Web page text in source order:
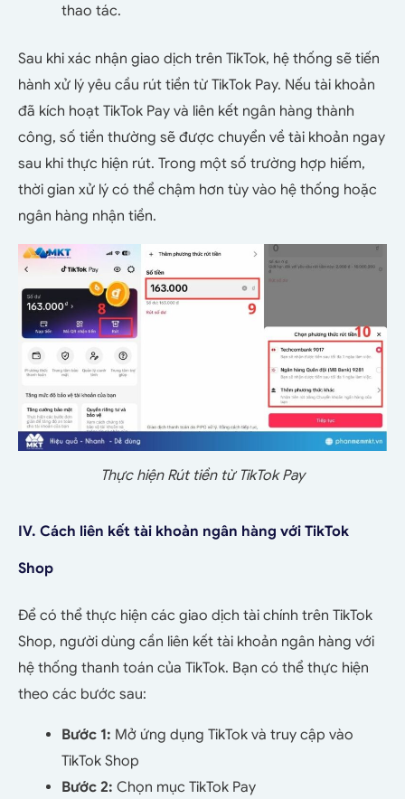
thao tác.
Sau khi xác nhận giao dịch trên TikTok, hệ thống sẽ tiến
hành xử lý yêu cầu rút tiền từ TikTok Pay. Nếu tài khoản
đã kích hoạt TikTok Pay và liên kết ngân hàng thành
công, số tiền thường sẽ được chuyển về tài khoản ngay
sau khi thực hiện rút. Trong một số trường hợp hiếm,
thời gian xử lý có thể chậm hơn tùy vào hệ thống hoặc
ngân hàng nhận tiền.
Thực hiện Rút tiền từ TikTok Pay
IV. Cách liên kết tài khoản ngân hàng với TikTok
Shop
Để có thể thực hiện các giao dịch tài chính trên TikTok
Shop, người dùng cần liên kết tài khoản ngân hàng với
hệ thống thanh toán của TikTok. Bạn có thể thực hiện
theo các bước sau:
Bước 1: Mở ứng dụng TikTok và truy cập vào
TikTok Shop
Bước 2: Chọn mục TikTok Pay